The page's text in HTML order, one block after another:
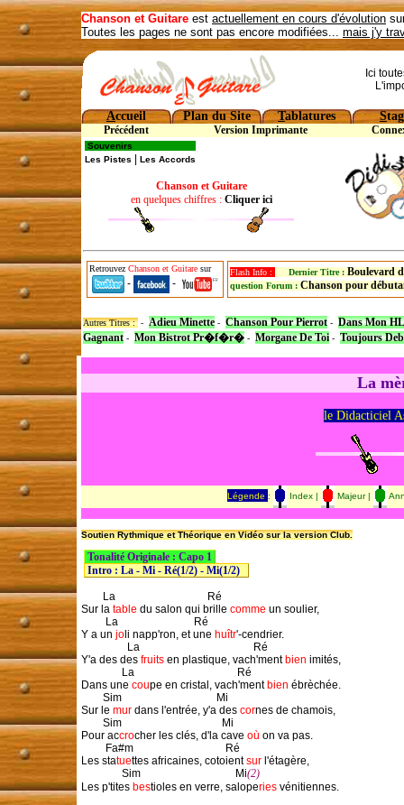
Chanson et Guitare est actuellement en cours d'évolution
Toutes les pages ne sont pas encore modifiées... mais j'y
Ici
Accueil Plan du Site Tablatures S
Précédent Version Imprimante
Souvenirs
Les Pistes
Les Accords
Chanson et Guitare
en quelques chiffres : Cliquer ici
Retrouvez Chanson et Guitare sur
- -
Flash Info : Dernier Titre : Boulevard
question Forum : Chanson pour
Autres Titres : - Adieu Minette - Chanson Pour Pierrot - Dans Mon
Gagnant - Mon Bistrot Pr�f�r� - Morgane De Toi - Toujours
La
le Didacticiel
Légende : Index | Majeur |
Soutien Rythmique et Théorique en Vidéo sur la version Club.
Tonalité Originale : Capo 1
Intro : La - Mi - Ré(1/2) - Mi(1/2)
        La                                  Ré
Sur la table du salon qui brille comme un soulier,
         La                            Ré
Y a un jo li napp'ron, et une huîtr'-cendrier.
                 La                                          Ré
Y'a des des fruits en plastique, vach'ment bien imités,
               La                                      Ré
Dans une coupe en cristal, vach'ment bien ébrèchée.
        Sim                                   Mi
Sur le mur dans l'entrée, y'a des cornes de chamois,
        Sim                                     Mi
Pour accrocher les clés, d'la cave où on va pas.
         Fa#m                                  Ré
Les statuettes africaines, cotoient sur l'étagère,
               Sim                                   Mi
(2)
Les p'tites bestioles en verre, saloperies vénitiennes.